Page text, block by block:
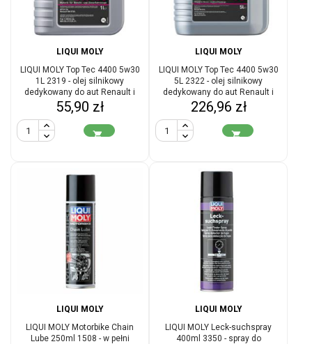
LIQUI MOLY
LIQUI MOLY Top Tec 4400 5w30
1L 2319 - olej silnikowy
dedykowany do aut Renault i
Mercedes-Benz
Cena
55,90 zł

LIQUI MOLY
LIQUI MOLY Top Tec 4400 5w30
5L 2322 - olej silnikowy
dedykowany do aut Renault i
Mercedes-Benz
Cena
226,96 zł

LIQUI MOLY
LIQUI MOLY Motorbike Chain
Lube 250ml 1508 - w pełni
LIQUI MOLY
LIQUI MOLY Leck-suchspray
400ml 3350 - spray do